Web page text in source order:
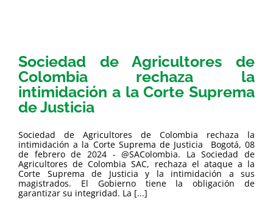
Sociedad de Agricultores de
Colombia rechaza la
intimidación a la Corte Suprema
de Justicia
Sociedad de Agricultores de Colombia rechaza la
intimidación a la Corte Suprema de Justicia Bogotá, 08
de febrero de 2024 - @SAColombia. La Sociedad de
Agricultores de Colombia SAC, rechaza el ataque a la
Corte Suprema de Justicia y la intimidación a sus
magistrados. El Gobierno tiene la obligación de
garantizar su integridad. La [...]